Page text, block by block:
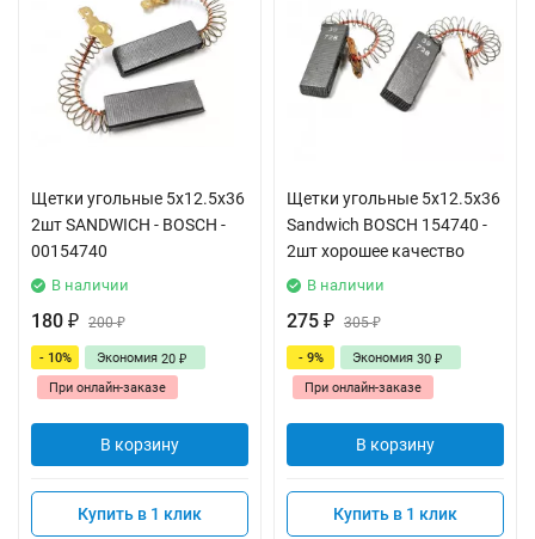
Щетки угольные 5x12.5x36
2шт SANDWICH - BOSCH -
00154740
В наличии
180 ₽ 200₽
- 10% Экономия 20 ₽
При онлайн-заказе
В корзину
Купить в 1 клик
Щетки угольные 5x12.5x36
Sandwich BOSCH 154740 -
2шт хорошее качество
В наличии
275 ₽ 305₽
- 9% Экономия 30 ₽
При онлайн-заказе
В корзину
Купить в 1 клик